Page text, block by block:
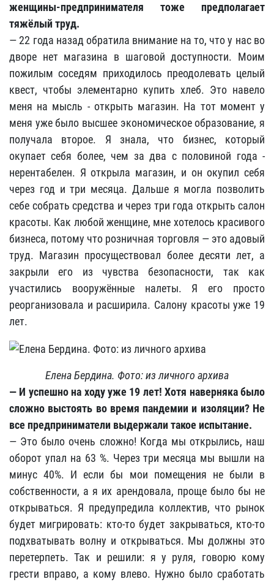
женщины-предпринимателя тоже предполагает
тяжёлый труд.
— 22 года назад обратила внимание на то, что у нас во
дворе нет магазина в шаговой доступности. Моим
пожилым соседям приходилось преодолевать целый
квест, чтобы элементарно купить хлеб. Это навело
меня на мысль - открыть магазин. На тот момент у
меня уже было высшее экономическое образование, я
получала второе. Я знала, что бизнес, который
окупает себя более, чем за два с половиной года -
нерентабелен. Я открыла магазин, и он окупил себя
через год и три месяца. Дальше я могла позволить
себе собрать средства и через три года открыть салон
красоты. Как любой женщине, мне хотелось красивого
бизнеса, потому что розничная торговля — это адовый
труд. Магазин просуществовал более десяти лет, а
закрыли его из чувства безопасности, так как
участились вооружённые налеты. Я его просто
реорганизовала и расширила. Салону красоты уже 19
лет.
Елена Бердина. Фото: из личного архива
— И успешно на ходу уже 19 лет! Хотя наверняка было
сложно выстоять во время пандемии и изоляции? Не
все предприниматели выдержали такое испытание.
— Это было очень сложно! Когда мы открылись, наш
оборот упал на 63 %. Через три месяца мы вышли на
минус 40%. И если бы мои помещения не были в
собственности, а я их арендовала, проще было бы не
открываться. Я предупредила коллектив, что рынок
будет мигрировать: кто-то будет закрываться, кто-то
подхватывать волну и открываться. Мы должны это
перетерпеть. Так и решили: я у руля, говорю кому
грести вправо, а кому влево. Нужно было сработать